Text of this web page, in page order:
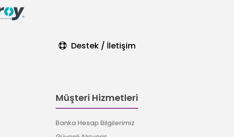
Destek / İletişim
Müşteri Hizmetleri
Banka Hesap Bilgilerimiz